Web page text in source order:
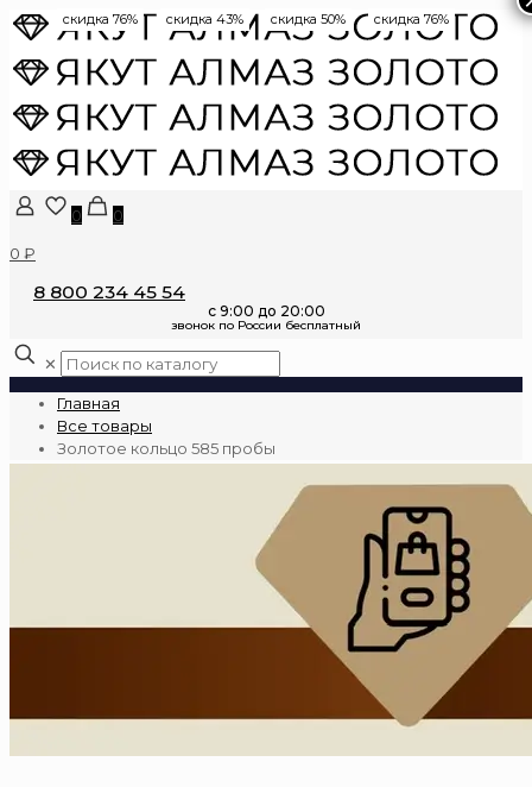
0
0
0 ₽
8 800 234 45 54
✕
Главная
Все товары
Золотое кольцо 585 пробы
скидка 76% скидка 43% скидка 50% скидка 76%